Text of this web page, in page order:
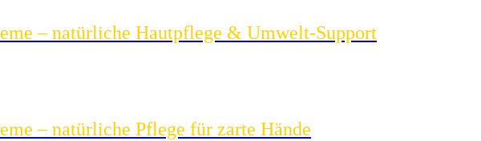
– natürliche Hautpflege & Umwelt‑Support
– natürliche Pflege für zarte Hände